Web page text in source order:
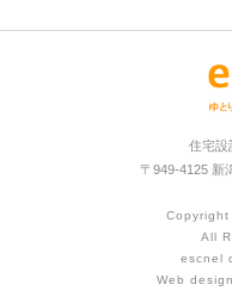
住宅設
〒949-4125 新
Copyright
All
escnel
Web